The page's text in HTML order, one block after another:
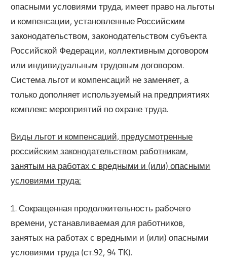
опасными условиями труда, имеет право на льготы
и компенсации, установленные Российским
законодательством, законодательством субъекта
Российской Федерации, коллективным договором
или индивидуальным трудовым договором.
Система льгот и компенсаций не заменяет, а
только дополняет используемый на предприятиях
комплекс мероприятий по охране труда.
Виды льгот и компенсаций, предусмотренные
российским законодательством работникам,
занятым на работах с вредными и (или) опасными
условиями труда:
1. Сокращенная продолжительность рабочего
времени, устанавливаемая для работников,
занятых на работах с вредными и (или) опасными
условиями труда (ст.92, 94 ТК).